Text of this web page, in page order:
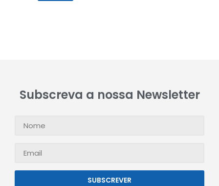
Subscreva a nossa Newsletter
SUBSCREVER